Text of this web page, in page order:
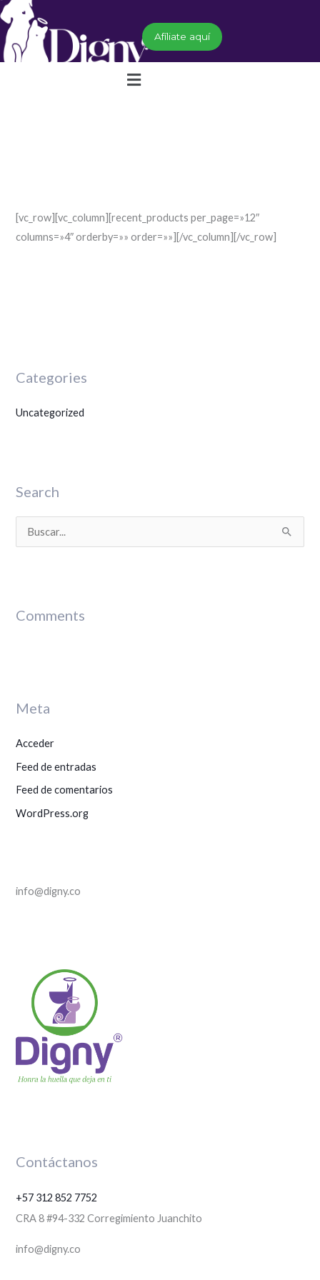
Ir
contenido
Afíliate aquí
Menú
[vc_row][vc_column][recent_products per_page=»12″
columns=»4″ orderby=»» order=»»][/vc_column][/vc_row]
Categories
Uncategorized
Search
a
r
Comments
Meta
Acceder
Feed de entradas
Feed de comentarios
WordPress.org
info@digny.co
Contáctanos
+57 312 852 7752
CRA 8 #94-332 Corregimiento Juanchito
info@digny.co